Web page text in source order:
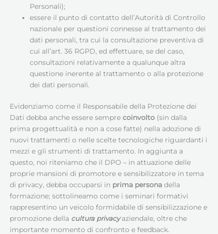
Personali);
essere il punto di contatto dell’Autorità di Controllo
nazionale per questioni connesse al trattamento dei
dati personali, tra cui la consultazione preventiva di
cui all’art. 36 RGPD, ed effettuare, se del caso,
consultazioni relativamente a qualunque altra
questione inerente al trattamento o alla protezione
dei dati personali.
Evidenziamo come il Responsabile della Protezione dei
Dati debba anche essere sempre coinvolto (sin dalla
prima progettualità e non a cose fatte) nella adozione di
nuovi trattamenti o nelle scelte tecnologiche riguardanti i
mezzi e gli strumenti di trattamento. In aggiunta a
questo, noi riteniamo che il DPO – in attuazione delle
proprie mansioni di promotore e sensibilizzatore in tema
di privacy, debba occuparsi in prima persona della
formazione; sottolineamo come i seminari formativi
rappresentino un veicolo formidabile di sensibilizzazione e
promozione della cultura privacyaziendale, oltre che
importante momento di confronto e feedback.